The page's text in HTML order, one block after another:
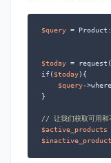
$query =
$today
if( $today){
$query-
}
// 让我们获取可用和
$active_products